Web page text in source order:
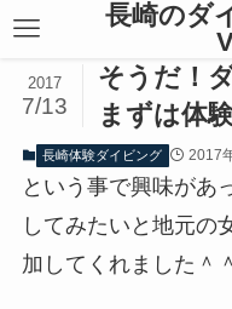
長崎のダ
そうだ！
まずは体
2017
7/13
長崎体験ダイビング 2017
という事で興味があ
してみたいと地元の
加してくれました＾＾